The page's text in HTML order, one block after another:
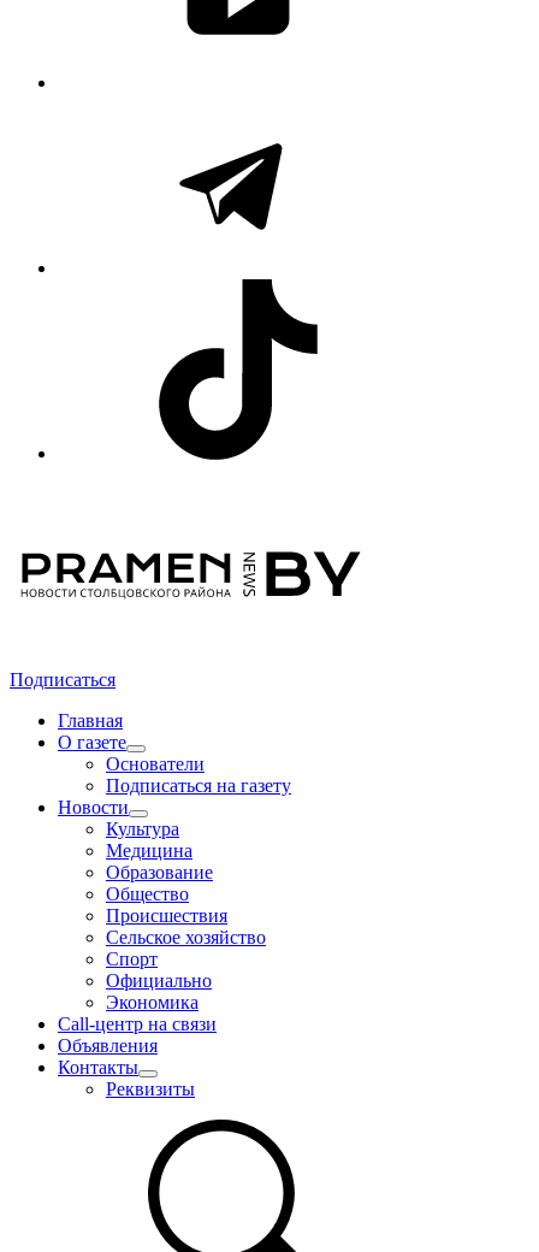
Подписаться
Главная
О газете
Основатели
Подписаться на газету
Новости
Культура
Медицина
Образование
Общество
Происшествия
Сельское хозяйство
Спорт
Официально
Экономика
Call-центр на связи
Объявления
Контакты
Реквизиты